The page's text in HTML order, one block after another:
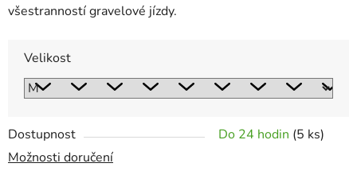
všestranností gravelové jízdy.
Velikost
Dostupnost Do 24 hodin (5 ks)
Možnosti doručení